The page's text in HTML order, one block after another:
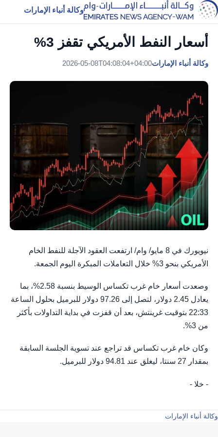
وكالة أنباء الإمارات
أسعار النفط الأمريكي تقفز 3%
وكالة أنباء الإمارات2026-05-08T04:08:04+04:00
نيويورك في 8 مايو/ وام/ ارتفعت العقود الآجلة للنفط الخام
الأمريكي بنحو 3% خلال التعاملات المبكرة اليوم الجمعة.
وصعدت أسعار خام غرب تكساس الوسيط بنسبة 2.58%، بما
يعادل 2.45 دولار، لتصل إلى 97.26 دولار للبرميل بحلول الساعة
22:33 بتوقيت غرينتش، بعد أن قفزت في بداية التداولات بأكثر
من 3%.
وكان خام غرب تكساس قد تراجع عند تسوية الجلسة السابقة
بمقدار 27 سنتا، ليغلق عند 94.81 دولار للبرميل.
- خلا -
وكالة أنباء الإمارات